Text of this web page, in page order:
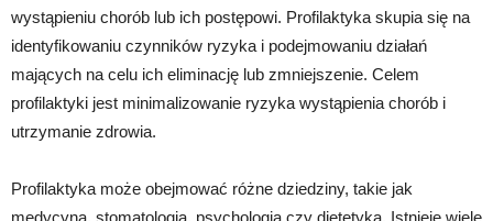
wystąpieniu chorób lub ich postępowi. Profilaktyka skupia się na
identyfikowaniu czynników ryzyka i podejmowaniu działań
mających na celu ich eliminację lub zmniejszenie. Celem
profilaktyki jest minimalizowanie ryzyka wystąpienia chorób i
utrzymanie zdrowia.
Profilaktyka może obejmować różne dziedziny, takie jak
medycyna, stomatologia, psychologia czy dietetyka. Istnieje wiele